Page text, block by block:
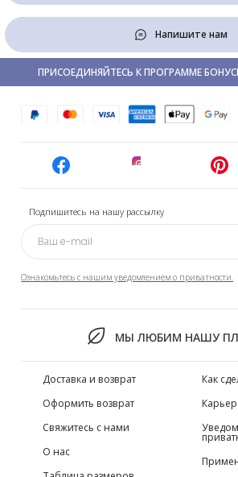
Напишите нам
Подпишитесь на нашу рассылку
Ознакомьтесь с нашим уведомлением о приватности.
МЫ ЛЮБИМ НАШУ
ПРИСОЕДИНЯЙТЕСЬ К ПРОГРАММЕ БОНУСЫ
Доставка и возврат
Оформить возврат
Свяжитесь с нами
О нас
Как